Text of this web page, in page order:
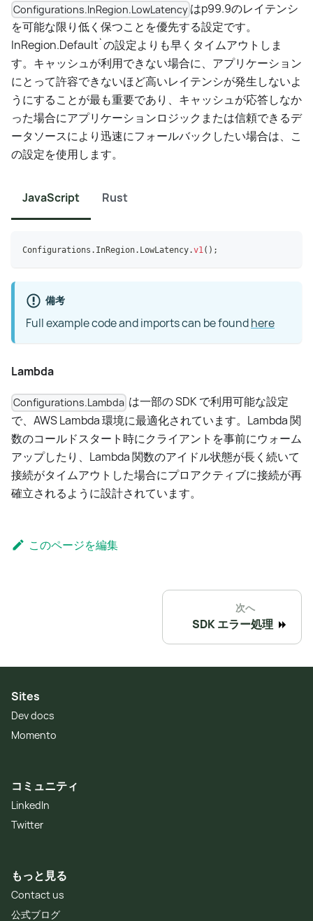
Configurations.InRegion.LowLatency はp99.9のレイテンシ
を可能な限り低く保つことを優先する設定です。
InRegion.Default`の設定よりも早くタイムアウトしま
す。キャッシュが利用できない場合に、アプリケーション
にとって許容できないほど高いレイテンシが発生しないよ
うにすることが最も重要であり、キャッシュが応答しなか
った場合にアプリケーションロジックまたは信頼できるデ
ータソースにより迅速にフォールバックしたい場合は、こ
の設定を使用します。
JavaScript Rust
Configurations . InRegion. LowLatency.v1( ) ;
備考
Full example code and imports can be foundhere
Lambda
Configurations.Lambda は一部の SDK で利用可能な設定
で、AWS Lambda 環境に最適化されています。Lambda 関
数のコールドスタート時にクライアントを事前にウォーム
アップしたり、Lambda 関数のアイドル状態が長く続いて
接続がタイムアウトした場合にプロアクティブに接続が再
確立されるように設計されています。
このページを編集
次へ
SDK エラー処理
Sites
Dev docs
Momento
コミュニティ
LinkedIn
Twitter
もっと見る
Contact us
公式ブログ